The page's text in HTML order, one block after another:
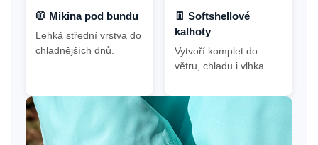
🧥 Mikina pod bundu
Lehká střední vrstva do
chladnějších dnů.
👖 Softshellové
kalhoty
Vytvoří komplet do
větru, chladu i vlhka.